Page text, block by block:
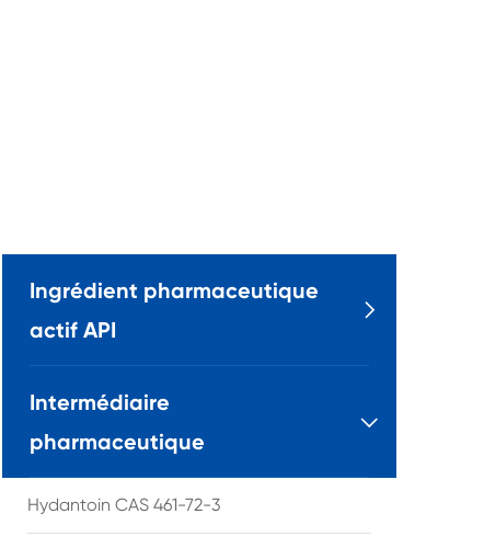
Ingrédient pharmaceutique
actif API

Intermédiaire
pharmaceutique

Hydantoin CAS 461-72-3